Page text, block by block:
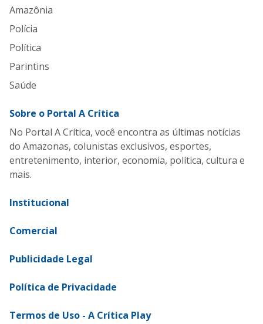
Amazônia
Polícia
Política
Parintins
Saúde
Sobre o Portal A Crítica
No Portal A Crítica, você encontra as últimas notícias
do Amazonas, colunistas exclusivos, esportes,
entretenimento, interior, economia, política, cultura e
mais.
Institucional
Comercial
Publicidade Legal
Política de Privacidade
Termos de Uso - A Crítica Play